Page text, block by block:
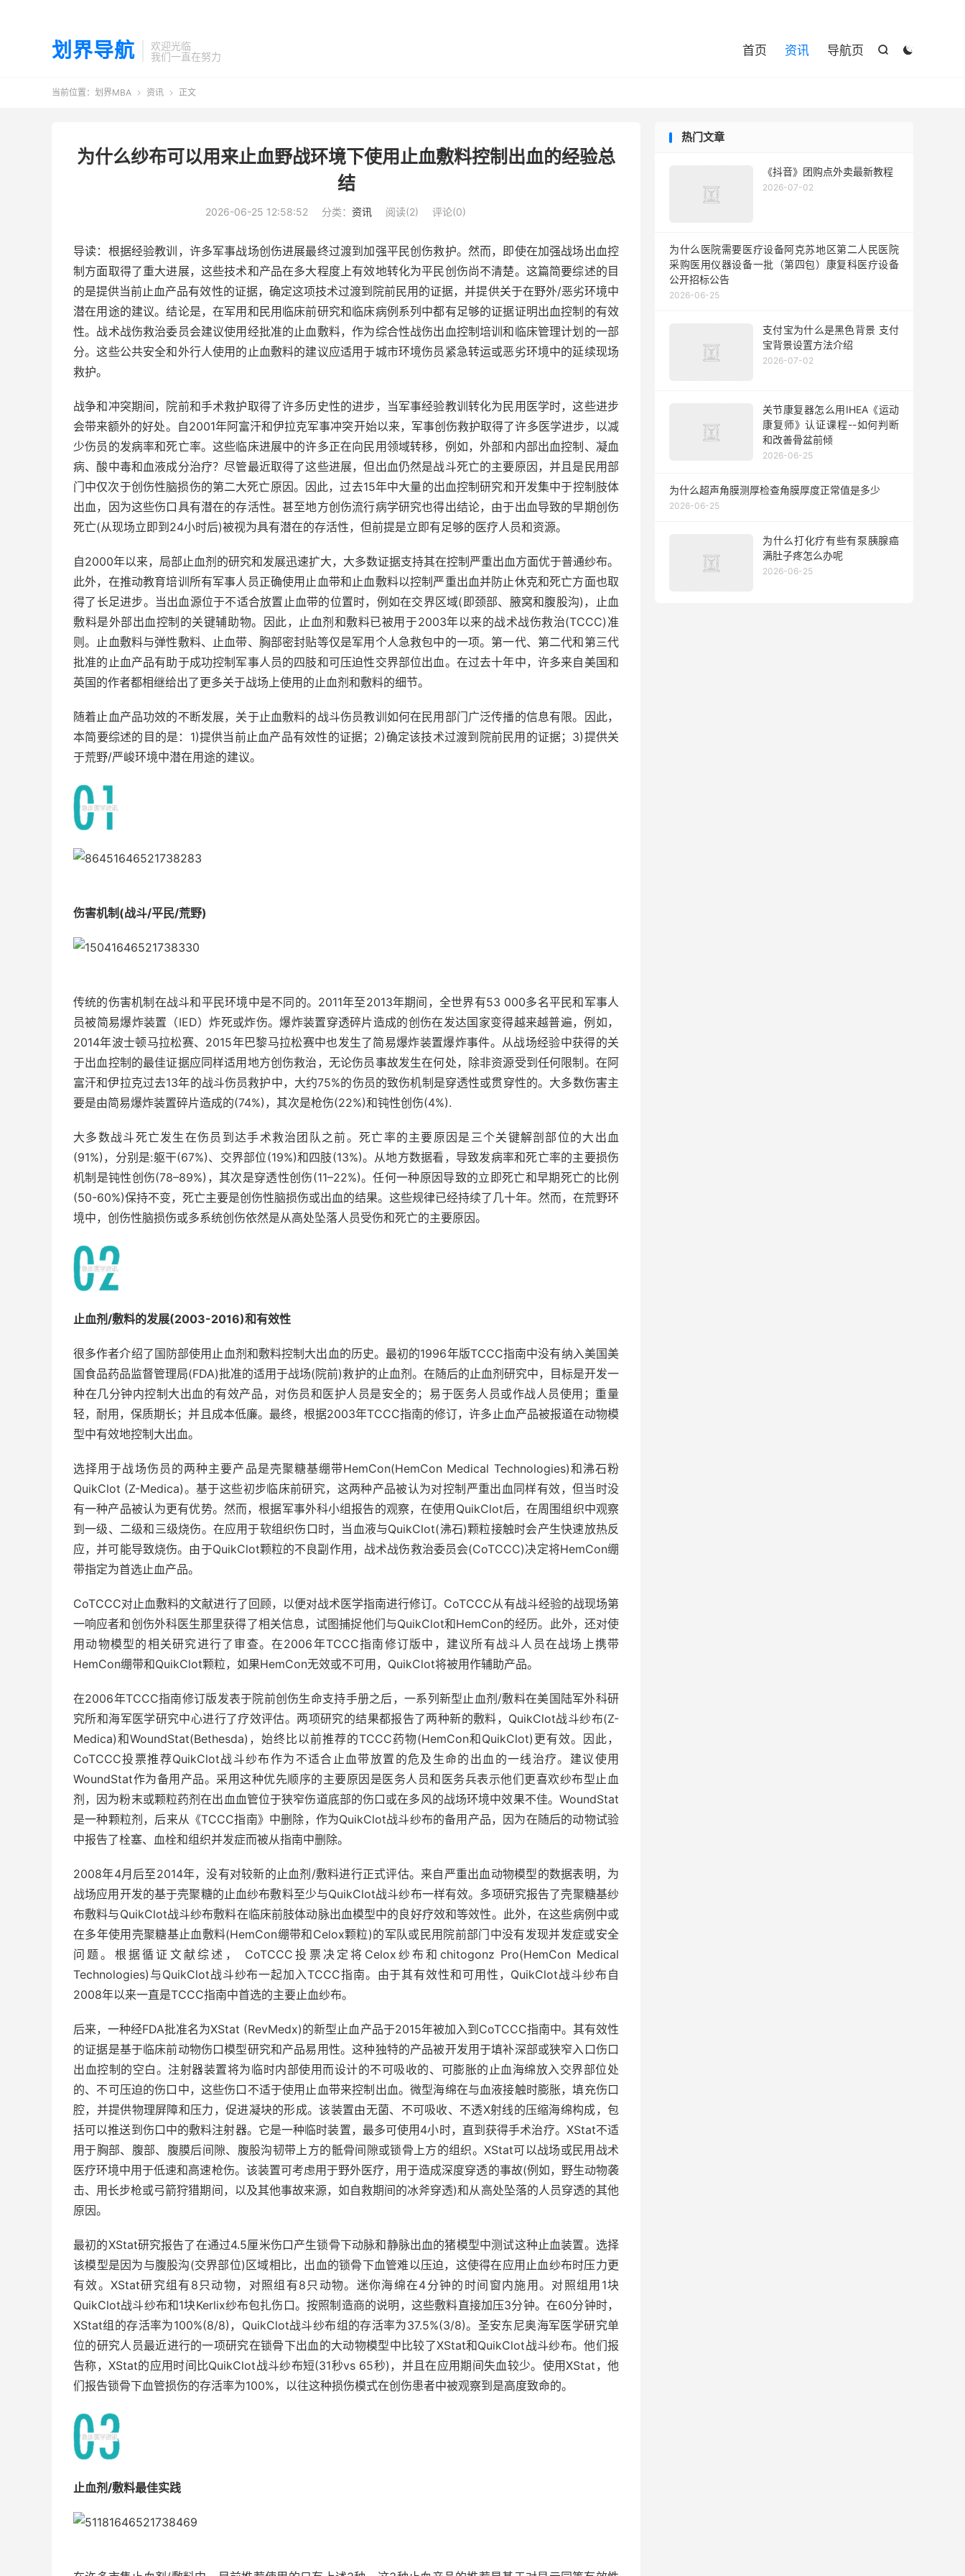
划界导航
欢迎光临
我们一直在努力


首页 资讯 导航页
当前位置： 划界MBA  资讯  正文
为什么纱布可以用来止血野战环境下使用止血敷料控制出血的经验总
结
2026-06-25 12:58:52 分类： 资讯 阅读(2) 评论(0)
导读：根据经验教训，许多军事战场创伤进展最终过渡到加强平民创伤救护。然而，即使在加强战场出血控
制方面取得了重大进展，这些技术和产品在多大程度上有效地转化为平民创伤尚不清楚。这篇简要综述的目
的是提供当前止血产品有效性的证据，确定这项技术过渡到院前民用的证据，并提供关于在野外/恶劣环境中
潜在用途的建议。结论是，在军用和民用临床前研究和临床病例系列中都有足够的证据证明出血控制的有效
性。战术战伤救治委员会建议使用经批准的止血敷料，作为综合性战伤出血控制培训和临床管理计划的一部
分。这些公共安全和外行人使用的止血敷料的建议应适用于城市环境伤员紧急转运或恶劣环境中的延续现场
救护。
战争和冲突期间，院前和手术救护取得了许多历史性的进步，当军事经验教训转化为民用医学时，这些进步
会带来额外的好处。自2001年阿富汗和伊拉克军事冲突开始以来，军事创伤救护取得了许多医学进步，以减
少伤员的发病率和死亡率。这些临床进展中的许多正在向民用领域转移，例如，外部和内部出血控制、凝血
病、酸中毒和血液成分治疗？尽管最近取得了这些进展，但出血仍然是战斗死亡的主要原因，并且是民用部
门中仅次于创伤性脑损伤的第二大死亡原因。因此，过去15年中大量的出血控制研究和开发集中于控制肢体
出血，因为这些伤口具有潜在的存活性。甚至地方创伤流行病学研究也得出结论，由于出血导致的早期创伤
死亡(从现场立即到24小时后)被视为具有潜在的存活性，但前提是立即有足够的医疗人员和资源。
自2000年以来，局部止血剂的研究和发展迅速扩大，大多数证据支持其在控制严重出血方面优于普通纱布。
此外，在推动教育培训所有军事人员正确使用止血带和止血敷料以控制严重出血并防止休克和死亡方面也取
得了长足进步。当出血源位于不适合放置止血带的位置时，例如在交界区域(即颈部、腋窝和腹股沟)，止血
敷料是外部出血控制的关键辅助物。因此，止血剂和敷料已被用于2003年以来的战术战伤救治(TCCC)准
则。止血敷料与弹性敷料、止血带、胸部密封贴等仅是军用个人急救包中的一项。第一代、第二代和第三代
批准的止血产品有助于成功控制军事人员的四肢和可压迫性交界部位出血。在过去十年中，许多来自美国和
英国的作者都相继给出了更多关于战场上使用的止血剂和敷料的细节。
随着止血产品功效的不断发展，关于止血敷料的战斗伤员教训如何在民用部门广泛传播的信息有限。因此，
本简要综述的目的是：1)提供当前止血产品有效性的证据；2)确定该技术过渡到院前民用的证据；3)提供关
于荒野/严峻环境中潜在用途的建议。
伤害机制(战斗/平民/荒野)
传统的伤害机制在战斗和平民环境中是不同的。2011年至2013年期间，全世界有53 000多名平民和军事人
员被简易爆炸装置（IED）炸死或炸伤。爆炸装置穿透碎片造成的创伤在发达国家变得越来越普遍，例如，
2014年波士顿马拉松赛、2015年巴黎马拉松赛中也发生了简易爆炸装置爆炸事件。从战场经验中获得的关
于出血控制的最佳证据应同样适用地方创伤救治，无论伤员事故发生在何处，除非资源受到任何限制。在阿
富汗和伊拉克过去13年的战斗伤员救护中，大约75%的伤员的致伤机制是穿透性或贯穿性的。大多数伤害主
要是由简易爆炸装置碎片造成的(74%)，其次是枪伤(22%)和钝性创伤(4%).
大多数战斗死亡发生在伤员到达手术救治团队之前。死亡率的主要原因是三个关键解剖部位的大出血
(91%)，分别是:躯干(67%)、交界部位(19%)和四肢(13%)。从地方数据看，导致发病率和死亡率的主要损伤
机制是钝性创伤(78–89%)，其次是穿透性创伤(11–22%)。任何一种原因导致的立即死亡和早期死亡的比例
(50-60%)保持不变，死亡主要是创伤性脑损伤或出血的结果。这些规律已经持续了几十年。然而，在荒野环
境中，创伤性脑损伤或多系统创伤依然是从高处坠落人员受伤和死亡的主要原因。
止血剂/敷料的发展(2003-2016)和有效性
很多作者介绍了国防部使用止血剂和敷料控制大出血的历史。最初的1996年版TCCC指南中没有纳入美国美
国食品药品监督管理局(FDA)批准的适用于战场(院前)救护的止血剂。在随后的止血剂研究中，目标是开发一
种在几分钟内控制大出血的有效产品，对伤员和医护人员是安全的；易于医务人员或作战人员使用；重量
轻，耐用，保质期长；并且成本低廉。最终，根据2003年TCCC指南的修订，许多止血产品被报道在动物模
型中有效地控制大出血。
选择用于战场伤员的两种主要产品是壳聚糖基绷带HemCon(HemCon Medical Technologies)和沸石粉
QuikClot (Z-Medica)。基于这些初步临床前研究，这两种产品被认为对控制严重出血同样有效，但当时没
有一种产品被认为更有优势。然而，根据军事外科小组报告的观察，在使用QuikClot后，在周围组织中观察
到一级、二级和三级烧伤。在应用于软组织伤口时，当血液与QuikClot(沸石)颗粒接触时会产生快速放热反
应，并可能导致烧伤。由于QuikClot颗粒的不良副作用，战术战伤救治委员会(CoTCCC)决定将HemCon绷
带指定为首选止血产品。
CoTCCC对止血敷料的文献进行了回顾，以便对战术医学指南进行修订。CoTCCC从有战斗经验的战现场第
一响应者和创伤外科医生那里获得了相关信息，试图捕捉他们与QuikClot和HemCon的经历。此外，还对使
用动物模型的相关研究进行了审查。在2006年TCCC指南修订版中，建议所有战斗人员在战场上携带
HemCon绷带和QuikClot颗粒，如果HemCon无效或不可用，QuikClot将被用作辅助产品。
在2006年TCCC指南修订版发表于院前创伤生命支持手册之后，一系列新型止血剂/敷料在美国陆军外科研
究所和海军医学研究中心进行了疗效评估。两项研究的结果都报告了两种新的敷料，QuikClot战斗纱布(Z-
Medica)和WoundStat(Bethesda)，始终比以前推荐的TCCC药物(HemCon和QuikClot)更有效。因此，
CoTCCC投票推荐QuikClot战斗纱布作为不适合止血带放置的危及生命的出血的一线治疗。建议使用
WoundStat作为备用产品。采用这种优先顺序的主要原因是医务人员和医务兵表示他们更喜欢纱布型止血
剂，因为粉末或颗粒药剂在出血血管位于狭窄伤道底部的伤口或在多风的战场环境中效果不佳。WoundStat
是一种颗粒剂，后来从《TCCC指南》中删除，作为QuikClot战斗纱布的备用产品，因为在随后的动物试验
中报告了栓塞、血栓和组织并发症而被从指南中删除。
2008年4月后至2014年，没有对较新的止血剂/敷料进行正式评估。来自严重出血动物模型的数据表明，为
战场应用开发的基于壳聚糖的止血纱布敷料至少与QuikClot战斗纱布一样有效。多项研究报告了壳聚糖基纱
布敷料与QuikClot战斗纱布敷料在临床前肢体动脉出血模型中的良好疗效和等效性。此外，在这些病例中或
在多年使用壳聚糖基止血敷料(HemCon绷带和Celox颗粒)的军队或民用院前部门中没有发现并发症或安全
问题。根据循证文献综述， CoTCCC投票决定将Celox纱布和chitogonz Pro(HemCon Medical
Technologies)与QuikClot战斗纱布一起加入TCCC指南。由于其有效性和可用性，QuikClot战斗纱布自
2008年以来一直是TCCC指南中首选的主要止血纱布。
后来，一种经FDA批准名为XStat (RevMedx)的新型止血产品于2015年被加入到CoTCCC指南中。其有效性
的证据是基于临床前动物伤口模型研究和产品易用性。这种独特的产品被开发用于填补深部或狭窄入口伤口
出血控制的空白。注射器装置将为临时内部使用而设计的不可吸收的、可膨胀的止血海绵放入交界部位处
的、不可压迫的伤口中，这些伤口不适于使用止血带来控制出血。微型海绵在与血液接触时膨胀，填充伤口
腔，并提供物理屏障和压力，促进凝块的形成。该装置由无菌、不可吸收、不透X射线的压缩海绵构成，包
括可以推送到伤口中的敷料注射器。它是一种临时装置，最多可使用4小时，直到获得手术治疗。XStat不适
用于胸部、腹部、腹膜后间隙、腹股沟韧带上方的骶骨间隙或锁骨上方的组织。XStat可以战场或民用战术
医疗环境中用于低速和高速枪伤。该装置可考虑用于野外医疗，用于造成深度穿透的事故(例如，野生动物袭
击、用长步枪或弓箭狩猎期间，以及其他事故来源，如自救期间的冰斧穿透)和从高处坠落的人员穿透的其他
原因。
最初的XStat研究报告了在通过4.5厘米伤口产生锁骨下动脉和静脉出血的猪模型中测试这种止血装置。选择
该模型是因为与腹股沟(交界部位)区域相比，出血的锁骨下血管难以压迫，这使得在应用止血纱布时压力更
有效。XStat研究组有8只动物，对照组有8只动物。迷你海绵在4分钟的时间窗内施用。对照组用1块
QuikClot战斗纱布和1块Kerlix纱布包扎伤口。按照制造商的说明，这些敷料直接加压3分钟。在60分钟时，
XStat组的存活率为100%(8/8)，QuikClot战斗纱布组的存活率为37.5%(3/8)。圣安东尼奥海军医学研究单
位的研究人员最近进行的一项研究在锁骨下出血的大动物模型中比较了XStat和QuikClot战斗纱布。他们报
告称，XStat的应用时间比QuikClot战斗纱布短(31秒vs 65秒)，并且在应用期间失血较少。使用XStat，他
们报告锁骨下血管损伤的存活率为100%，以往这种损伤模式在创伤患者中被观察到是高度致命的。
止血剂/敷料最佳实践
热门文章
《抖音》团购点外卖最新教程
2026-07-02
为什么医院需要医疗设备阿克苏地区第二人民医院
采购医用仪器设备一批（第四包）康复科医疗设备
公开招标公告
2026-06-25
支付宝为什么是黑色背景 支付
宝背景设置方法介绍
2026-07-02
关节康复器怎么用IHEA《运动
康复师》认证课程--如何判断
和改善骨盆前倾
2026-06-25
为什么超声角膜测厚检查角膜厚度正常值是多少
2026-06-25
为什么打化疗有些有泵胰腺癌
满肚子疼怎么办呢
2026-06-25